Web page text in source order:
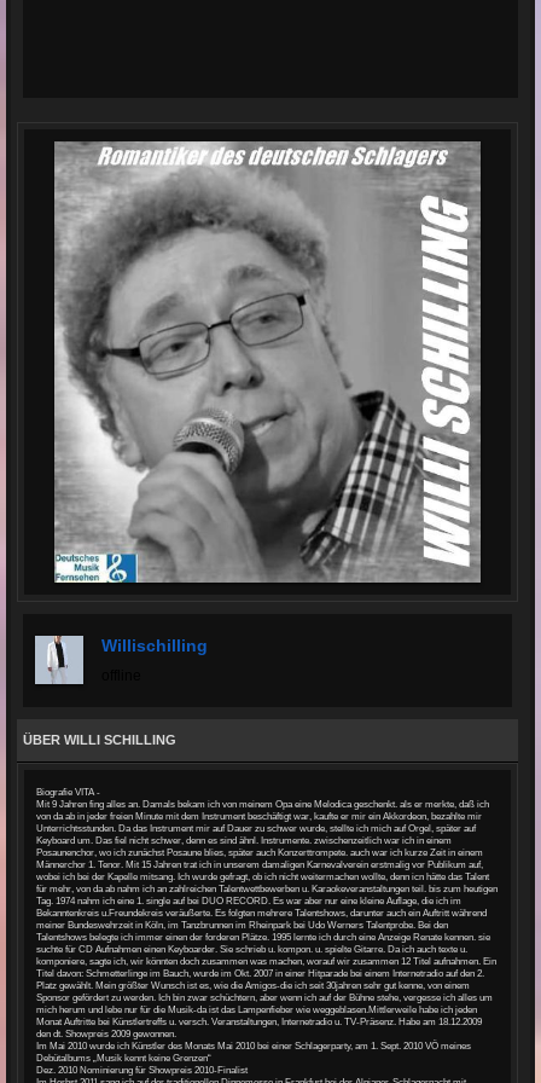
Willischilling
ÜBER WILLI SCHILLING
Biografie VITA -
Mit 9 Jahren fing alles an. Damals bekam ich von meinem Opa eine Melodica geschenkt. als er merkte, daß ich
von da ab in jeder freien Minute mit dem Instrument beschäftigt war, kaufte er mir ein Akkordeon, bezahlte mir
Unterrichtsstunden. Da das Instrument mir auf Dauer zu schwer wurde, stellte ich mich auf Orgel, später auf
Keyboard um. Das fiel nicht schwer, denn es sind ähnl. Instrumente. zwischenzeitlich war ich in einem
Posaunenchor, wo ich zunächst Posaune blies, später auch Konzerttrompete. auch war ich kurze Zeit in einem
Männerchor 1. Tenor. Mit 15 Jahren trat ich in unserem damaligen Karnevalverein erstmalig vor Publikum auf,
wobei ich bei der Kapelle mitsang. Ich wurde gefragt, ob ich nicht weitermachen wollte, denn icn hätte das Talent
für mehr, von da ab nahm ich an zahlreichen Talentwettbewerben u. Karaokeveranstaltungen teil. bis zum heutigen
Tag. 1974 nahm ich eine 1. single auf bei DUO RECORD. Es war aber nur eine kleine Auflage, die ich im
Bekanntenkreis u.Freundekreis veräußerte. Es folgten mehrere Talentshows, darunter auch ein Auftritt während
meiner Bundeswehrzeit in Köln, im Tanzbrunnen im Rheinpark bei Udo Werners Talentprobe. Bei den
Talentshows belegte ich immer einen der forderen Plätze. 1995 lernte ich durch eine Anzeige Renate kennen. sie
suchte für CD Aufnahmen einen Keyboarder. Sie schrieb u. kompon. u. spielte Gitarre. Da ich auch texte u.
komponiere, sagte ich, wir könnten doch zusammen was machen, worauf wir zusammen 12 Titel aufnahmen. Ein
Titel davon: Schmetterlinge im Bauch, wurde im Okt. 2007 in einer Hitparade bei einem Internetradio auf den 2.
Platz gewählt. Mein größter Wunsch ist es, wie die Amigos-die ich seit 30jahren sehr gut kenne, von einem
Sponsor gefördert zu werden. Ich bin zwar schüchtern, aber wenn ich auf der Bühne stehe, vergesse ich alles um
mich herum und lebe nur für die Musik-da ist das Lampenfieber wie weggeblasen.Mittlerweile habe ich jeden
Monat Auftritte bei Künstlertreffs u. versch. Veranstaltungen, Internetradio u. TV-Präsenz. Habe am 18.12.2009
den dt. Showpreis 2009 gewonnen.
Im Mai 2010 wurde ich Künstler des Monats Mai 2010 bei einer Schlagerparty, am 1. Sept. 2010 VÖ meines
Debütalbums „Musik kennt keine Grenzen“
Dez. 2010 Nominierung für Showpreis 2010-Finalist